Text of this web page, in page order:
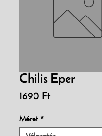
Chilis Eper
1690 FtÁr
Méret *